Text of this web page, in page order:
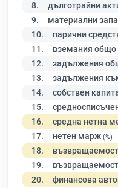
8. дълготрайни
9. материални
10. парични
11. вземания общо
12. задължения
13. задължения
14. собствен
15.
16. средна нетна
17. нетен марж (%)
18. възвращаемост
19. възвращаемост
20. финансова